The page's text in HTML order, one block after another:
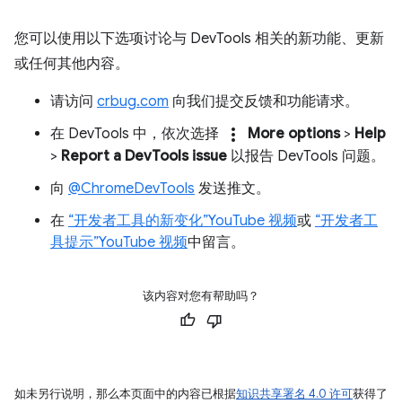
您可以使用以下选项讨论与 DevTools 相关的新功能、更新
或任何其他内容。
请访问 crbug.com 向我们提交反馈和功能请求。
在 DevTools 中，依次选择
more_vert More options> Help
> Report a DevTools issue 以报告 DevTools 问题。
向 @ChromeDevTools 发送推文。
在 “开发者工具的新变化”YouTube 视频或 “开发者工
具提示”YouTube 视频中留言。
该内容对您有帮助吗？
如未另行说明，那么本页面中的内容已根据知识共享署名 4.0 许可获得了